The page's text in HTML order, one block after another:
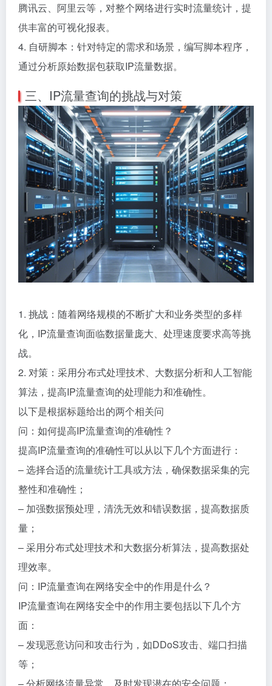
腾讯云、阿里云等，对整个网络进行实时流量统计，提
供丰富的可视化报表。
4. 自研脚本：针对特定的需求和场景，编写脚本程序，
通过分析原始数据包获取IP流量数据。
三、IP流量查询的挑战与对策
1. 挑战：随着网络规模的不断扩大和业务类型的多样
化，IP流量查询面临数据量庞大、处理速度要求高等挑
战。
2. 对策：采用分布式处理技术、大数据分析和人工智能
算法，提高IP流量查询的处理能力和准确性。
以下是根据标题给出的两个相关问
问：如何提高IP流量查询的准确性？
提高IP流量查询的准确性可以从以下几个方面进行：
– 选择合适的流量统计工具或方法，确保数据采集的完
整性和准确性；
– 加强数据预处理，清洗无效和错误数据，提高数据质
量；
– 采用分布式处理技术和大数据分析算法，提高数据处
理效率。
问：IP流量查询在网络安全中的作用是什么？
IP流量查询在网络安全中的作用主要包括以下几个方
面：
– 发现恶意访问和攻击行为，如DDoS攻击、端口扫描
等；